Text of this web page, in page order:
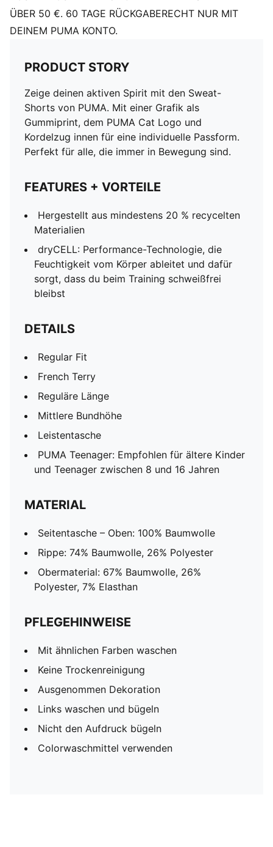
ÜBER 50 €. 60 TAGE RÜCKGABERECHT NUR MIT
DEINEM PUMA KONTO.
PRODUCT STORY
Zeige deinen aktiven Spirit mit den Sweat-
Shorts von PUMA. Mit einer Grafik als
Gummiprint, dem PUMA Cat Logo und
Kordelzug innen für eine individuelle Passform.
Perfekt für alle, die immer in Bewegung sind.
FEATURES + VORTEILE
Hergestellt aus mindestens 20 % recycelten
Materialien
dryCELL: Performance-Technologie, die
Feuchtigkeit vom Körper ableitet und dafür
sorgt, dass du beim Training schweißfrei
bleibst
DETAILS
Regular Fit
French Terry
Reguläre Länge
Mittlere Bundhöhe
Leistentasche
PUMA Teenager: Empfohlen für ältere Kinder
und Teenager zwischen 8 und 16 Jahren
MATERIAL
Seitentasche – Oben: 100% Baumwolle
Rippe: 74% Baumwolle, 26% Polyester
Obermaterial: 67% Baumwolle, 26%
Polyester, 7% Elasthan
PFLEGEHINWEISE
Mit ähnlichen Farben waschen
Keine Trockenreinigung
Ausgenommen Dekoration
Links waschen und bügeln
Nicht den Aufdruck bügeln
Colorwaschmittel verwenden